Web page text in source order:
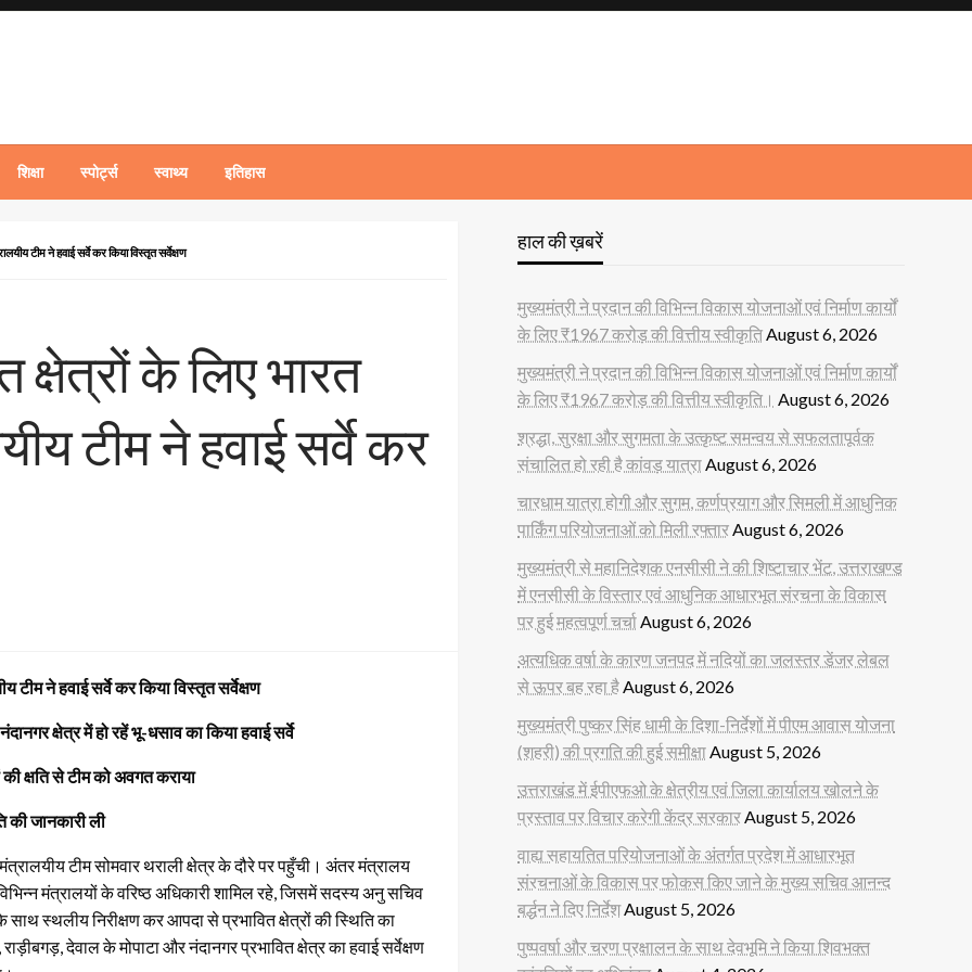
शिक्षा स्पोर्ट्स स्वाथ्य इतिहास
टीम ने हवाई सर्वे कर किया विस्तृत सर्वेक्षण
क्षेत्रों के लिए भारत
टीम ने हवाई सर्वे कर
टीम ने हवाई सर्वे कर किया विस्तृत सर्वेक्षण
क्षेत्र में हो रहें भू-धसाव का किया हवाई सर्वे
की क्षति से टीम को अवगत कराया
की जानकारी ली
टीम सोमवार थराली क्षेत्र के दौरे पर पहुँची। अंतर मंत्रालय
मंत्रालयों के वरिष्ठ अधिकारी शामिल रहे, जिसमें सदस्य अनु सचिव
साथ स्थलीय निरीक्षण कर आपदा से प्रभावित क्षेत्रों की स्थिति का
देवाल के मोपाटा और नंदानगर प्रभावित क्षेत्र का हवाई सर्वेक्षण
हाल की ख़बरें
मुख्यमंत्री ने प्रदान की विभिन्न विकास योजनाओं एवं निर्माण कार्यों
के लिए ₹1967 करोड़ की वित्तीय स्वीकृतिAugust 6, 2026
मुख्यमंत्री ने प्रदान की विभिन्न विकास योजनाओं एवं निर्माण कार्यों
के लिए ₹1967 करोड़ की वित्तीय स्वीकृति। August 6, 2026
श्रद्धा, सुरक्षा और सुगमता के उत्कृष्ट समन्वय से सफलतापूर्वक
संचालित हो रही है कांवड़ यात्राAugust 6, 2026
चारधाम यात्रा होगी और सुगम, कर्णप्रयाग और सिमली में आधुनिक
पार्किंग परियोजनाओं को मिली रफ्तारAugust 6, 2026
मुख्यमंत्री से महानिदेशक एनसीसी ने की शिष्टाचार भेंट, उत्तराखण्ड
में एनसीसी के विस्तार एवं आधुनिक आधारभूत संरचना के विकास
पर हुई महत्वपूर्ण चर्चाAugust 6, 2026
अत्यधिक वर्षा के कारण जनपद में नदियों का जलस्तर डेंजर लेबल
से ऊपर बह रहा हैAugust 6, 2026
मुख्यमंत्री पुष्कर सिंह धामी के दिशा-निर्देशों में पीएम आवास योजना
(शहरी) की प्रगति की हुई समीक्षाAugust 5, 2026
उत्तराखंड में ईपीएफओ के क्षेत्रीय एवं जिला कार्यालय खोलने के
प्रस्ताव पर विचार करेगी केंद्र सरकारAugust 5, 2026
वाह्य सहायतित परियोजनाओं के अंतर्गत प्रदेश में आधारभूत
संरचनाओं के विकास पर फोकस किए जाने के मुख्य सचिव आनन्द
बर्द्धन ने दिए निर्देशAugust 5, 2026
पुष्पवर्षा और चरण प्रक्षालन के साथ देवभूमि ने किया शिवभक्त